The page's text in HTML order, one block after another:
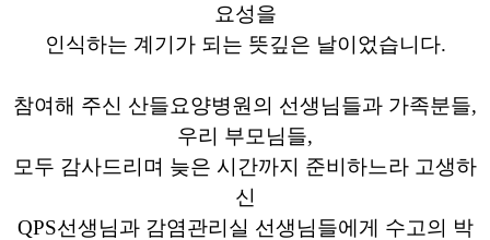
요성을
인식하는 계기가 되는 뜻깊은 날이었습니다.
참여해 주신 산들요양병원의 선생님들과 가족분들,
우리 부모님들,
모두 감사드리며 늦은 시간까지 준비하느라 고생하
신
QPS선생님과 감염관리실 선생님들에게 수고의 박